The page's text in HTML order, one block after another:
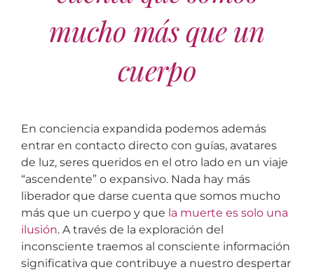
mucho más que un
cuerpo
En conciencia expandida podemos además
entrar en contacto directo con guías, avatares
de luz, seres queridos en el otro lado en un viaje
“ascendente” o expansivo. Nada hay más
liberador que darse cuenta que somos mucho
más que un cuerpo y que la muerte es solo una
ilusión. A través de la exploración del
inconsciente traemos al consciente información
significativa que contribuye a nuestro despertar